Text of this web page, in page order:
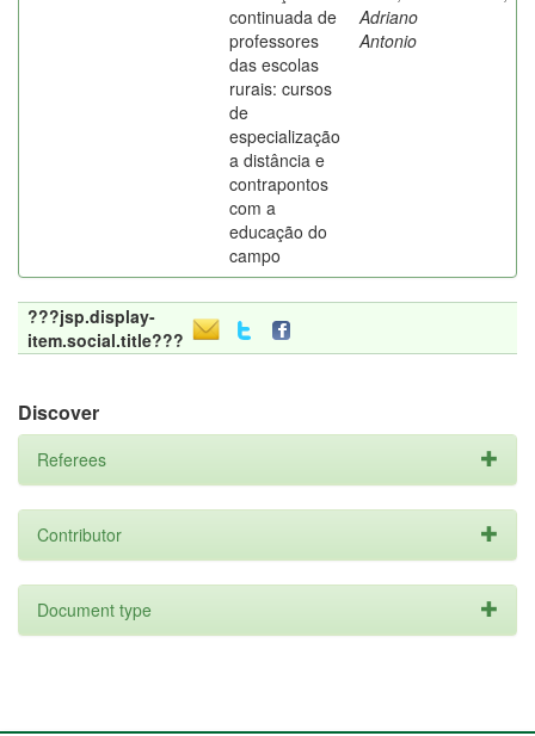
continuada de
professores
das escolas
rurais: cursos
de
especialização
a distância e
contrapontos
com a
educação do
campo
Adriano
Antonio
???jsp.display-
item.social.title???
Discover
Referees
Contributor
Document type